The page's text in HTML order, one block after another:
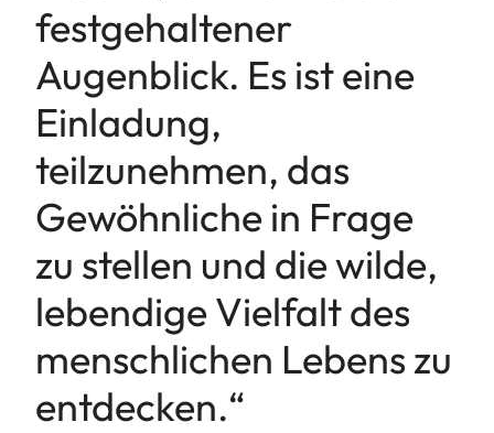
festgehaltener
Augenblick. Es ist eine
Einladung,
teilzunehmen, das
Gewöhnliche in Frage
zu stellen und die wilde,
lebendige Vielfalt des
menschlichen Lebens zu
entdecken.“